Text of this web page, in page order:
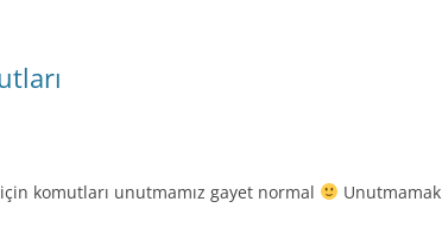
komutları unutmamız gayet normal
Unutmamak